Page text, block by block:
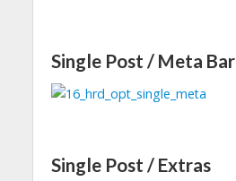
Single Post / Meta Bar
Single Post / Extras